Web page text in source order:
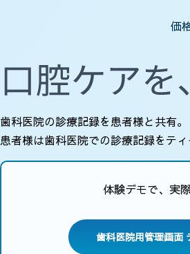
価
歯科医院の診療記録を患者様と共有。
患者様は歯科医院での診療記録をテ
体験デモで、実
歯科医院用管理画面